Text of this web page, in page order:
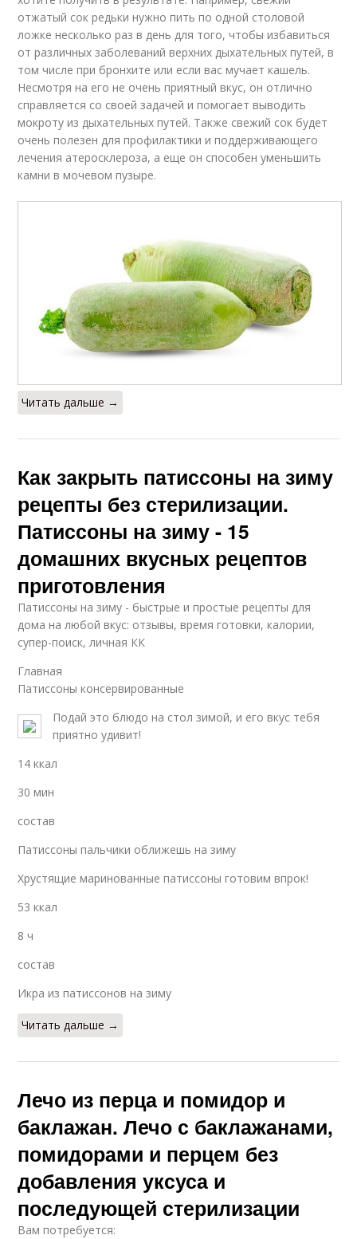
отжатый сок редьки нужно пить по одной столовой
ложке несколько раз в день для того, чтобы избавиться
от различных заболеваний верхних дыхательных путей, в
том числе при бронхите или если вас мучает кашель.
Несмотря на его не очень приятный вкус, он отлично
справляется со своей задачей и помогает выводить
мокроту из дыхательных путей. Также свежий сок будет
очень полезен для профилактики и поддерживающего
лечения атеросклероза, а еще он способен уменьшить
камни в мочевом пузыре.
Читать дальше →
Как закрыть патиссоны на зиму
рецепты без стерилизации.
Патиссоны на зиму - 15
домашних вкусных рецептов
приготовления
Патиссоны на зиму - быстрые и простые рецепты для
дома на любой вкус: отзывы, время готовки, калории,
супер-поиск, личная КК
Главная
Патиссоны консервированные
Подай это блюдо на стол зимой, и его вкус тебя
приятно удивит!
14 ккал
30 мин
состав
Патиссоны пальчики оближешь на зиму
Хрустящие маринованные патиссоны готовим впрок!
53 ккал
8 ч
состав
Икра из патиссонов на зиму
Читать дальше →
Лечо из перца и помидор и
баклажан. Лечо с баклажанами,
помидорами и перцем без
добавления уксуса и
последующей стерилизации
Вам потребуется: